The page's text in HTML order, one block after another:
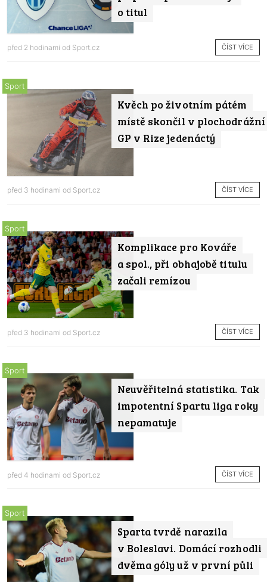
o titul
před 2 hodinami od Sport.cz ČÍST VÍCE
Kvěch po životním pátém
místě skončil v plochodrážní
GP v Rize jedenáctý
Sport
před 3 hodinami od Sport.cz ČÍST VÍCE
Komplikace pro Kováře
a spol., při obhajobě titulu
začali remízou
Sport
před 3 hodinami od Sport.cz ČÍST VÍCE
Neuvěřitelná statistika. Tak
impotentní Spartu liga roky
nepamatuje
Sport
před 4 hodinami od Sport.cz ČÍST VÍCE
Sparta tvrdě narazila
v Boleslavi. Domácí rozhodli
dvěma góly už v první půli
Sport